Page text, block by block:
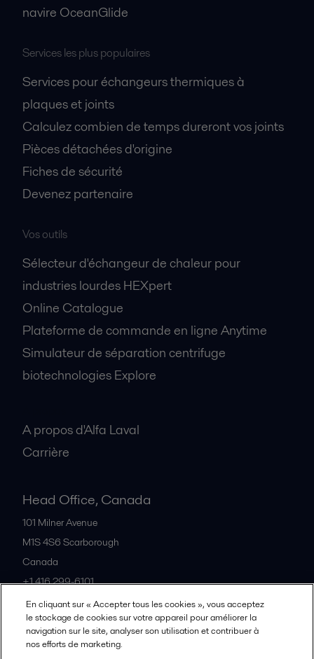
navire OceanGlide
Services les plus populaires
Services pour échangeurs thermiques à
plaques et joints
Calculez combien de temps dureront vos joints
Pièces détachées d'origine
Fiches de sécurité
Devenez partenaire
Vos outils
Sélecteur d'échangeur de chaleur pour
industries lourdes HEXpert
Online Catalogue
Plateforme de commande en ligne Anytime
Simulateur de séparation centrifuge
biotechnologies Explore
A propos d'Alfa Laval
Carrière
Head Office, Canada
101 Milner Avenue
M1S 4S6 Scarborough
Canada
+1 416 299-6101
Tous les bureaux et partenaires
En cliquant sur « Accepter tous les cookies », vous acceptez
le stockage de cookies sur votre appareil pour améliorer la
navigation sur le site, analyser son utilisation et contribuer à
nos efforts de marketing.